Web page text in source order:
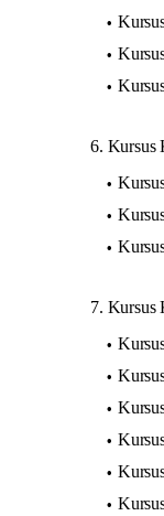
6. Kursus
7. Kursus